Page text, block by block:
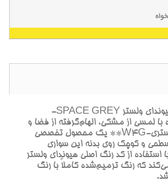
**پک خشگيري بدنه هيونداي ولستر SPACE GREY-
لمسي از مشکي، الهام‌گرفته از فضا و
تکنولوژي.)-فضايي خاکستري-W4G** يک محصول تخصصي
و کوچک روي بدنه اين سواري
از کد رنگ اصلي هيونداي ولستر
که رنگ ترميم‌شده کاملاً با رنگ